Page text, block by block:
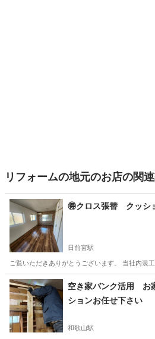
リフォームの地元のお店の関
🉐️クロス張替 クッシ
日前宮駅
ご覧いただきありがとうございます。 当社内装
和歌山 和歌山市 日前宮駅 リフォー
空き家バンク活用 お
ションお任せ下さい
和歌山駅